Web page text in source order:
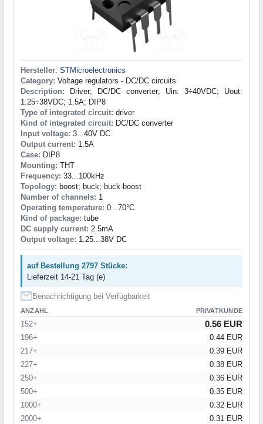
Hersteller: STMicroelectronics
Category: Voltage regulators - DC/DC circuits
Description: Driver; DC/DC converter; Uin: 3÷40VDC; Uout:
1.25÷38VDC; 1.5A; DIP8
Type of integrated circuit: driver
Kind of integrated circuit: DC/DC converter
Input voltage: 3...40V DC
Output current: 1.5A
Case: DIP8
Mounting: THT
Frequency: 33...100kHz
Topology: boost; buck; buck-boost
Number of channels: 1
Operating temperature: 0...70°C
Kind of package: tube
DC supply current: 2.5mA
Output voltage: 1.25...38V DC
auf Bestellung 2797 Stücke:
Lieferzeit 14-21 Tag (e)
Benachrichtigung bei Verfügbarkeit
ANZAHL PRIVATKUNDE
152+ 0.56 EUR
196+
0.44 EUR
217+
0.39 EUR
227+
0.38 EUR
250+
0.36 EUR
500+
0.35 EUR
1000+
0.32 EUR
2000+
0.31 EUR